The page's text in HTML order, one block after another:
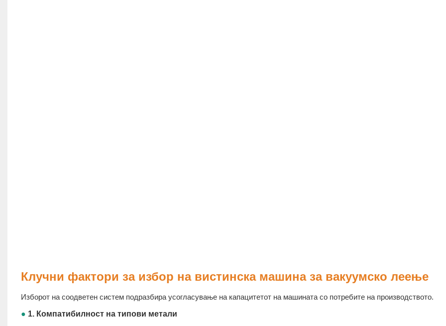
Клучни фактори за избор на вистинска машина за вакуумско леење
Изборот на соодветен систем подразбира усогласување на капацитетот на машината со потребите на производството.
● 1. Компатибилност на типови метали